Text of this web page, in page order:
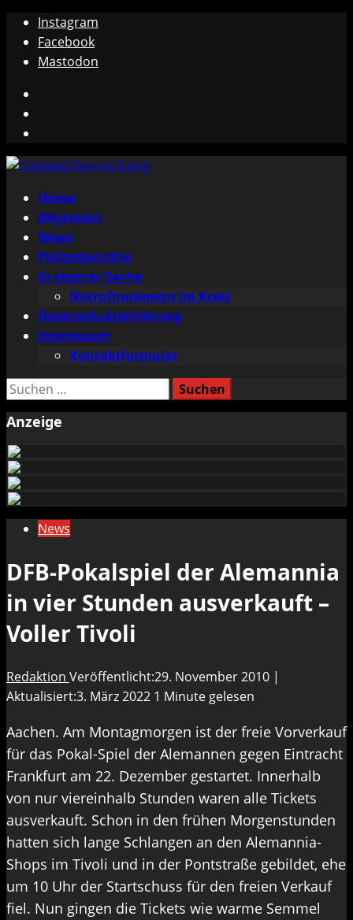
Zum
Inhalt
springen
Instagram
Facebook
Mastodon
Primäres
Menü
Home
Allgemein
News
Polizeiberichte
In eigener Sache
Notrufnummern im Kreis
Datenschutzerklärung
Impressum
Kontaktformular
Suchen
Anzeige
News
DFB-Pokalspiel der Alemannia
in vier Stunden ausverkauft –
Voller Tivoli
Redaktion Veröffentlicht:29. November 2010 |
Aktualisiert:3. März 2022 1 Minute gelesen
Aachen. Am Montagmorgen ist der freie Vorverkauf
für das Pokal-Spiel der Alemannen gegen Eintracht
Frankfurt am 22. Dezember gestartet. Innerhalb
von nur viereinhalb Stunden waren alle Tickets
ausverkauft. Schon in den frühen Morgenstunden
hatten sich lange Schlangen an den Alemannia-
Shops im Tivoli und in der Pontstraße gebildet, ehe
um 10 Uhr der Startschuss für den freien Verkauf
fiel. Nun gingen die Tickets wie warme Semmel